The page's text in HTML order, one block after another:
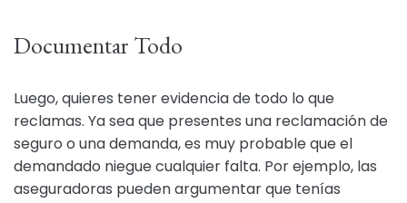
Documentar Todo
Luego, quieres tener evidencia de todo lo que
reclamas. Ya sea que presentes una reclamación de
seguro o una demanda, es muy probable que el
demandado niegue cualquier falta. Por ejemplo, las
aseguradoras pueden argumentar que tenías